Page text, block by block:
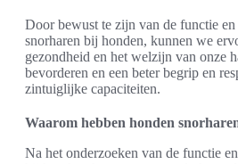
Door bewust te zijn van de functie en
snorharen bij honden, kunnen we
gezondheid en het welzijn van onze
bevorderen en een beter begrip en
zintuiglijke capaciteiten.
Waarom hebben honden
Na het onderzoeken van de functie